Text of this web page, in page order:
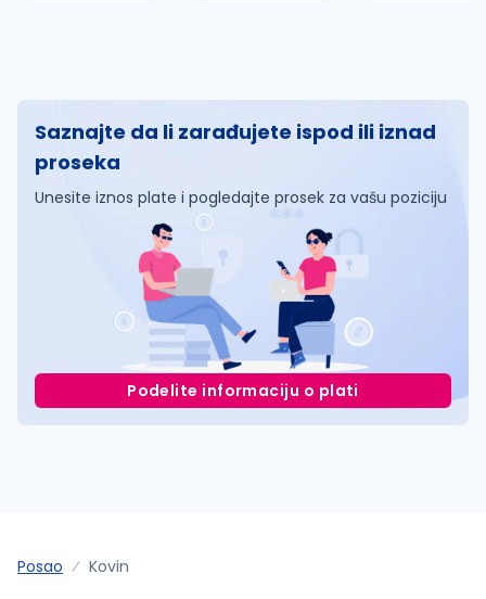
Saznajte da li zarađujete ispod ili iznad
proseka
Unesite iznos plate i pogledajte prosek za vašu poziciju
Podelite informaciju o plati
Posao Kovin